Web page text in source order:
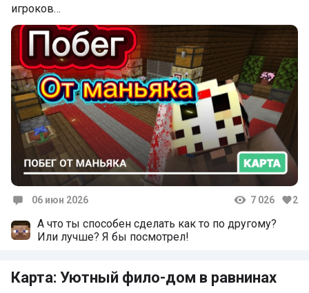
игроков…
06 июн 2026 7 026 2
А что ты способен сделать как то по другому?
Или лучше? Я бы посмотрел!
Карта: Уютный фило-дом в равнинах